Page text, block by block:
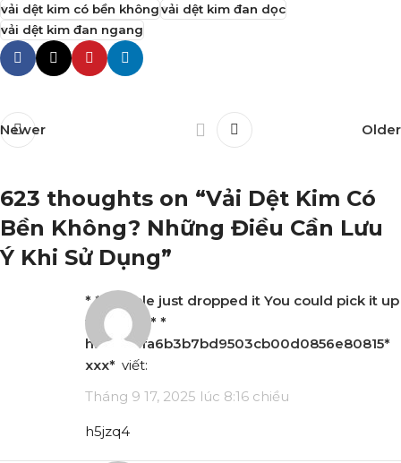
vải dệt kim có bền khôngvải dệt kim đan dọc
vải dệt kim đan ngang
Newer Older
623 thoughts on “Vải Dệt Kim Có
Bền Không? Những Điều Cần Lưu
Ý Khi Sử Dụng”
* * * Apple just dropped it You could pick it up
for free * * *
hs=a58cfa6b3b7bd9503cb00d0856e80815*
ххх* viết:
Tháng 9 17, 2025 lúc 8:16 chiều
h5jzq4